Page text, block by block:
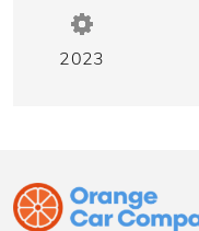
2023